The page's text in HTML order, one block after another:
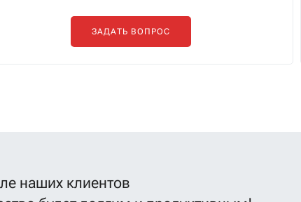
ЗАДАТЬ ВОПРОС
наших клиентов